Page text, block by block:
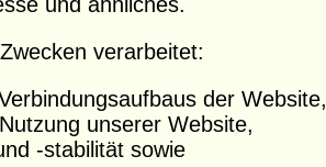
verarbeitet:
der Website,
unserer Website,
-stabilität sowie